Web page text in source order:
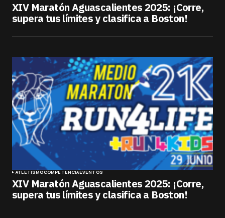
XIV Maratón Aguascalientes 2025: ¡Corre,
supera tus límites y clasifica a Boston!
ATLETISMOCOMPETENCIAEVENTOS
XIV Maratón Aguascalientes 2025: ¡Corre,
supera tus límites y clasifica a Boston!